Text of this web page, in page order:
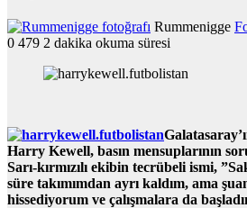
Rummenigge
0 479 2 dakika okuma süresi
Harry Kewell, basın mensuplarının
Sarı-kırmızılı ekibin tecrübeli ismi,
süre takımımdan ayrı kaldım, ama
hissediyorum ve çalışmalara da